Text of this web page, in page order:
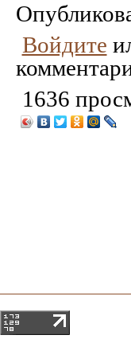
Войдите
1636